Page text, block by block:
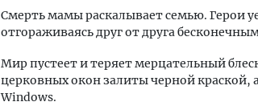
Смерть мамы раскалывает семью. Герои
отгораживаясь друг от друга
Мир пустеет и теряет мерцательный
церковных окон залиты черной краской,
Windows.